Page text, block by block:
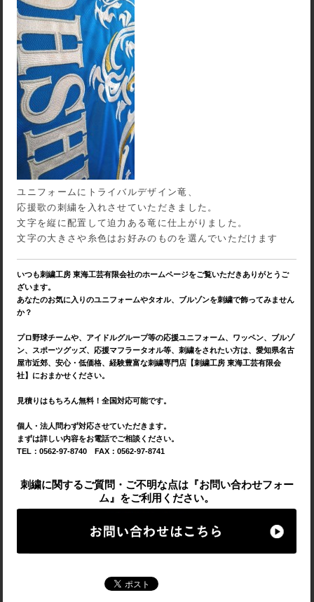
ユニフォームにトライバルデザイン竜、
応援歌の刺繍を入れさせていただきました。
文字を縦に配置して迫力ある竜に仕上がりました。
文字の大きさや糸色はお好みのものを選んでいただけます
いつも刺繍工房 東海工芸有限会社のホームページをご覧いただきありがとうご
ざいます。
あなたのお気に入りのユニフォームやタオル、ブルゾンを刺繍で飾ってみません
か？
プロ野球チームや、アイドルグループ等の応援ユニフォーム、ワッペン、ブルゾ
ン、スポーツグッズ、応援マフラータオル等、刺繍をされたい方は、愛知県名古
屋市近郊、安心・低価格、経験豊富な刺繍専門店【刺繍工房 東海工芸有限会
社】におまかせください。
見積りはもちろん無料！全国対応可能です。
個人・法人問わず対応させていただきます。
まずは詳しい内容をお電話でご相談ください。
TEL：0562-97-8740 FAX：0562-97-8741
刺繍に関するご質問・ご不明な点は『お問い合わせフォー
ム』をご利用ください。